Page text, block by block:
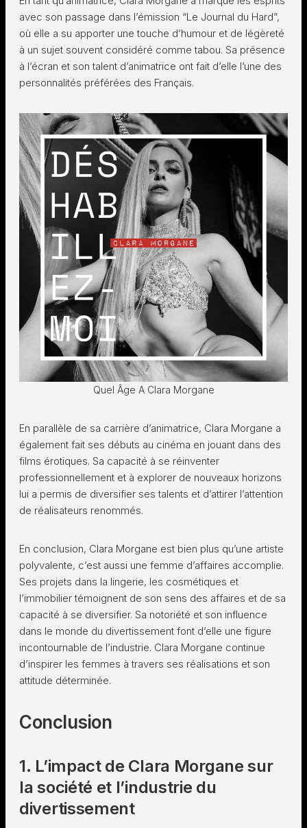
avec son passage dans l’émission “Le Journal du Hard”,
où elle a su apporter une touche d’humour et de légèreté
à un sujet souvent considéré comme tabou. Sa présence
à l’écran et son talent d’animatrice ont fait d’elle l’une des
personnalités préférées des Français.
Quel Âge A Clara Morgane
En parallèle de sa carrière d’animatrice, Clara Morgane a
également fait ses débuts au cinéma en jouant dans des
films érotiques. Sa capacité à se réinventer
professionnellement et à explorer de nouveaux horizons
lui a permis de diversifier ses talents et d’attirer l’attention
de réalisateurs renommés.
En conclusion, Clara Morgane est bien plus qu’une artiste
polyvalente, c’est aussi une femme d’affaires accomplie.
Ses projets dans la lingerie, les cosmétiques et
l’immobilier témoignent de son sens des affaires et de sa
capacité à se diversifier. Sa notoriété et son influence
dans le monde du divertissement font d’elle une figure
incontournable de l’industrie. Clara Morgane continue
d’inspirer les femmes à travers ses réalisations et son
attitude déterminée.
Conclusion
1. L’impact de Clara Morgane sur
la société et l’industrie du
divertissement